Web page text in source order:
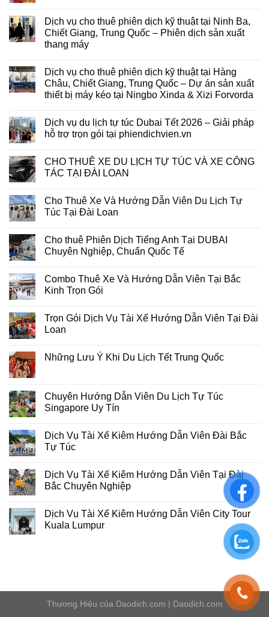
Dịch vụ cho thuê phiên dịch kỹ thuật tại Ninh Ba,
Chiết Giang, Trung Quốc – Phiên dịch sản xuất
thang máy
Dịch vụ cho thuê phiên dịch kỹ thuật tại Hàng
Châu, Chiết Giang, Trung Quốc – Dự án sản xuất
thiết bị máy kéo tại Ningbo Xinda & Xizi Forvorda
Dịch vụ du lịch tự túc Dubai Tết 2026 – Giải pháp
hỗ trợ trọn gói tại phiendichvien.vn
CHO THUÊ XE DU LỊCH TỰ TÚC VÀ XE CÔNG
TÁC TẠI ĐÀI LOAN
Cho Thuê Xe Và Hướng Dẫn Viên Du Lịch Tự
Túc Tại Đài Loan
Cho thuê Phiên Dịch Tiếng Anh Tại DUBAI
Chuyên Nghiệp, Chuẩn Quốc Tế
Combo Thuê Xe Và Hướng Dẫn Viên Tại Bắc
Kinh Trọn Gói
Trọn Gói Dịch Vụ Tài Xế Hướng Dẫn Viên Tại Đài
Loan
Những Lưu Ý Khi Du Lịch Tết Trung Quốc
Chuyên Hướng Dẫn Viên Du Lịch Tự Túc
Singapore Uy Tín
Dịch Vụ Tài Xế Kiêm Hướng Dẫn Viên Đài Bắc
Tự Túc
Dịch Vụ Tài Xế Kiêm Hướng Dẫn Viên Tại Đài
Bắc Chuyên Nghiệp
Dịch Vụ Tài Xế Kiêm Hướng Dẫn Viên City Tour
Kuala Lumpur
Thương Hiệu của Daodich.com | Daodich.com